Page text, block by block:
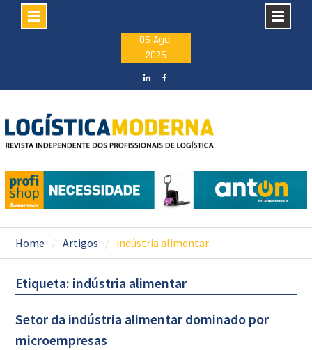
06 Ago,
2026
Home Artigos indústria alimentar
Etiqueta: indústria alimentar
Setor da indústria alimentar dominado por
microempresas